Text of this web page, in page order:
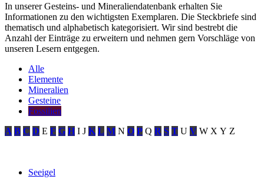
In unserer Gesteins- und Mineraliendatenbank erhalten Sie
Informationen zu den wichtigsten Exemplaren. Die Steckbriefe sind
thematisch und alphabetisch kategorisiert. Wir sind bestrebt die
Anzahl der Einträge zu erweitern und nehmen gern Vorschläge von
unseren Lesern entgegen.
Alle
Elemente
Mineralien
Gesteine
Fossilien
A B C D E F G H I J K L M N O P Q R S T U V W X Y Z
Seeigel